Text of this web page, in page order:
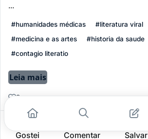
...
#humanidades médicas
#literatura viral
#medicina e as artes
#historia da saude
#contagio literatio
Leia mais
2
Gostei Comentar Salvar